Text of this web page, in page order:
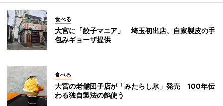
食べる
大宮に「餃子マニア」 埼玉初出店、自家製皮の手
包みギョーザ提供
食べる
大宮の老舗団子店が「みたらし氷」発売 100年伝
わる独自製法の餡使う